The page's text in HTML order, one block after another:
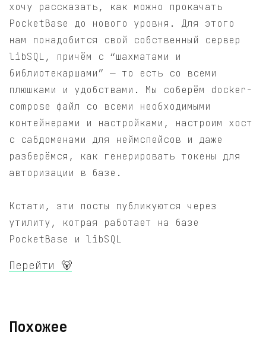
хочу рассказать, как можно прокачать
PocketBase до нового уровня. Для этого
нам понадобится свой собственный сервер
libSQL, причём с “шахматами и
библиотекаршами” — то есть со всеми
плюшками и удобствами. Мы соберём docker-
compose файл со всеми необходимыми
контейнерами и настройками, настроим хост
с сабдоменами для неймспейсов и даже
разберёмся, как генерировать токены для
авторизации в базе.
Кстати, эти посты публикуются через
утилиту, котрая работает на базе
PocketBase и libSQL
Перейти 🐻
Похожее